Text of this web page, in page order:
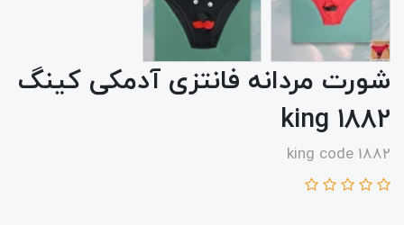
شورت مردانه فانتزی آدمکی کینگ
1882 king
king code 1882